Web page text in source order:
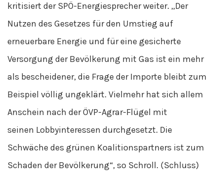
kritisiert der SPÖ-Energiesprecher weiter. „Der
Nutzen des Gesetzes für den Umstieg auf
erneuerbare Energie und für eine gesicherte
Versorgung der Bevölkerung mit Gas ist ein mehr
als bescheidener, die Frage der Importe bleibt zum
Beispiel völlig ungeklärt. Vielmehr hat sich allem
Anschein nach der ÖVP-Agrar-Flügel mit
seinen Lobbyinteressen durchgesetzt. Die
Schwäche des grünen Koalitionspartners ist zum
Schaden der Bevölkerung“, so Schroll. (Schluss)